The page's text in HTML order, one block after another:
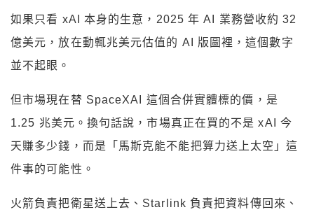
如果只看 xAI 本身的生意，2025 年 AI 業務營收約 32
億美元，放在動輒兆美元估值的 AI 版圖裡，這個數字
並不起眼。
但市場現在替 SpaceXAI 這個合併實體標的價，是
1.25 兆美元。換句話說，市場真正在買的不是 xAI 今
天賺多少錢，而是「馬斯克能不能把算力送上太空」這
件事的可能性。
火箭負責把衛星送上去、Starlink 負責把資料傳回來、